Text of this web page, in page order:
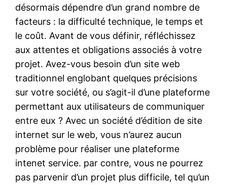
désormais dépendre d’un grand nombre de
facteurs : la difficulté technique, le temps et
le coût. Avant de vous définir, réfléchissez
aux attentes et obligations associés à votre
projet. Avez-vous besoin d’un site web
traditionnel englobant quelques précisions
sur votre société, ou s’agit-il d’une plateforme
permettant aux utilisateurs de communiquer
entre eux ? Avec un société d’édition de site
internet sur le web, vous n’aurez aucun
problème pour réaliser une plateforme
intenet service. par contre, vous ne pourrez
pas parvenir d’un projet plus difficile, tel qu’un